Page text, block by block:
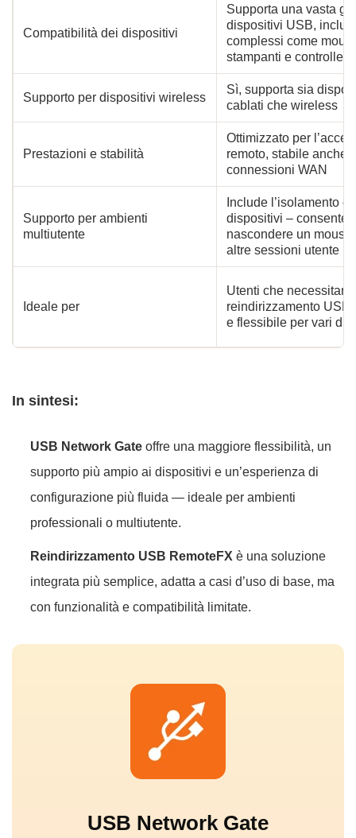
Compatibilità dei dispositivi
Supporta una vasta
dispositivi USB,
complessi come
stampanti e controller
Supporto per dispositivi wireless
Sì, supporta sia
cablati che wireless
Prestazioni e stabilità
Ottimizzato per
remoto, stabile anche
connessioni WAN
Supporto per ambienti
multiutente
Include l’isolamento
dispositivi – consente
nascondere un mouse
altre sessioni utente
Ideale per
Utenti che
reindirizzamento USB
e flessibile per vari
In sintesi:
USB Network Gate offre una maggiore flessibilità, un
supporto più ampio ai dispositivi e un’esperienza di
configurazione più fluida — ideale per ambienti
professionali o multiutente.
Reindirizzamento USB RemoteFX è una soluzione
integrata più semplice, adatta a casi d’uso di base, ma
con funzionalità e compatibilità limitate.
USB Network Gate